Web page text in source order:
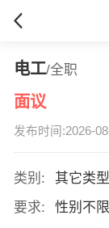
电工/全职
面议
发布时间:2026-
类别:
其它类型
要求:
性别不